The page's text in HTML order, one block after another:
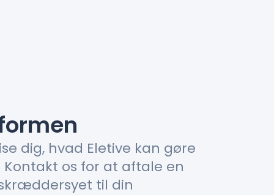
dig, hvad Eletive kan gøre
os for at aftale en
til din